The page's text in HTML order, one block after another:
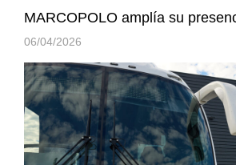
MARCOPOLO amplía su
06/04/2026